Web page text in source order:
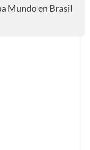
Mundo en Brasil